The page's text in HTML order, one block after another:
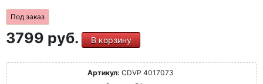
Под заказ
3799 руб. В корзину
Артикул: CDVP 4017073